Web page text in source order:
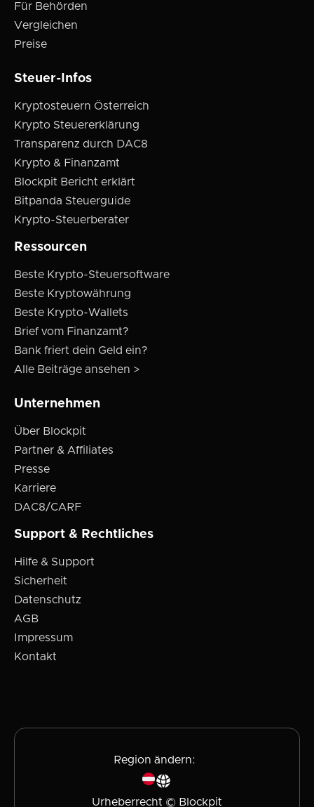
Für Behörden
Vergleichen
Preise
Steuer-Infos
Kryptosteuern Österreich
Krypto Steuererklärung
Transparenz durch DAC8
Krypto & Finanzamt
Blockpit Bericht erklärt
Bitpanda Steuerguide
Krypto-Steuerberater
Ressourcen
Beste Krypto-Steuersoftware
Beste Kryptowährung
Beste Krypto-Wallets
Brief vom Finanzamt?
Bank friert dein Geld ein?
Alle Beiträge ansehen >
Unternehmen
Über Blockpit
Partner & Affiliates
Presse
Karriere
DAC8/CARF
Support & Rechtliches
Hilfe & Support
Sicherheit
Datenschutz
AGB
Impressum
Kontakt
Region ändern:
Urheberrecht © Blockpit